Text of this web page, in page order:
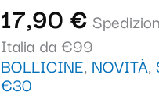
17,90 €
Italia da €99
BOLLICINE, NOVITÀ,
€30